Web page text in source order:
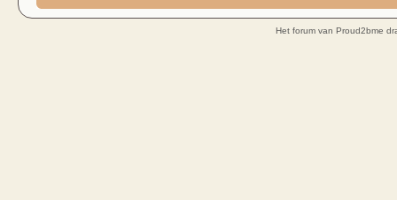
Het forum van Proud2bme